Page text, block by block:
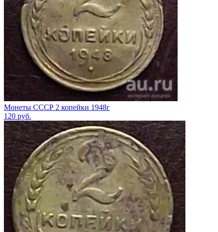
Монеты СССР 2 копейки 1948г
120 руб.